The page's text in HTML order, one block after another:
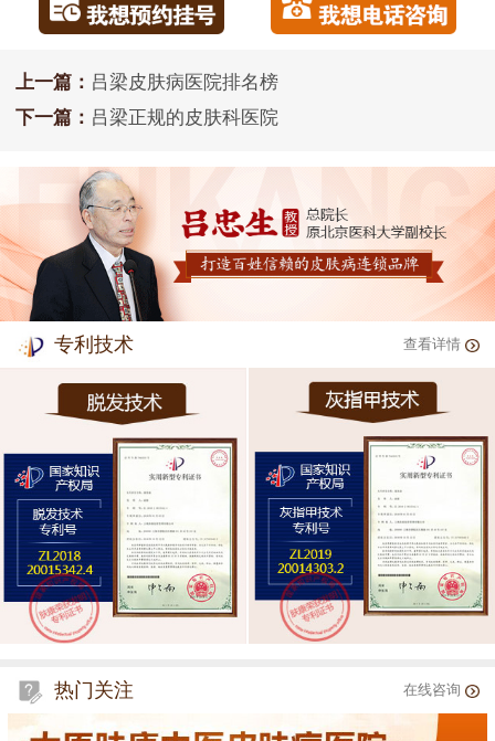
上一篇： 吕梁皮肤病医院排名榜
下一篇： 吕梁正规的皮肤科医院
专利技术 查看详情
热门关注 在线咨询